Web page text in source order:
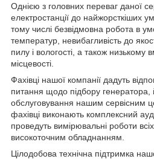
Однією з головних переваг даної
електростанції до найжорсткіших
тому числі безвідмовна робота в
температур, невибагливість до
пилу і вологості, а також низькому
місцевості.
Фахівці нашої компанії дадуть
питання щодо підбору генератора,
обслуговування нашим сервісним
фахівці виконають комплексний
проведуть вимірювальні роботи
високоточним обладнанням.
Цілодобова технічна підтримка